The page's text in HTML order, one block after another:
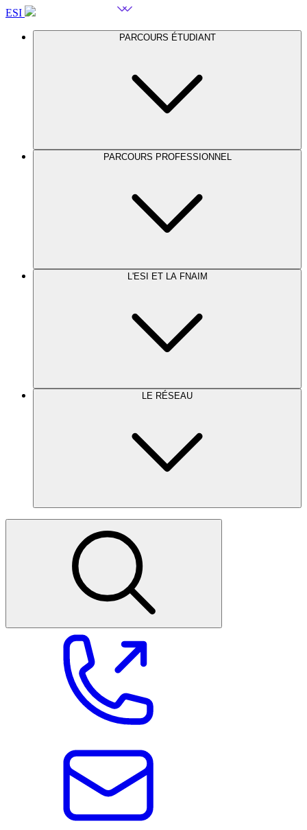
ESI
PARCOURS ÉTUDIANT
PARCOURS PROFESSIONNEL